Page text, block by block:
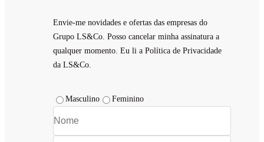
Envie-me novidades e ofertas das empresas do
Grupo LS&Co. Posso cancelar minha assinatura a
qualquer momento. Eu li a Política de Privacidade
da LS&Co.
Masculino Feminino